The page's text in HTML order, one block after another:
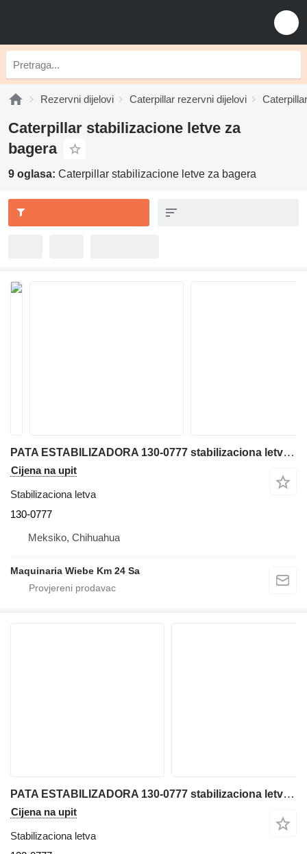
Rezervni dijelovi Caterpillar rezervni dijelovi
Caterpillar stabilizacione letve za
bagerа
9 oglasa: Caterpillar stabilizacione letve za bagerа
PATA ESTABILIZADORA 130-0777 stabilizaciona letva za Caterpillar 420D bagera-utovarivača
Cijena na upit
Stabilizaciona letva
130-0777
Meksiko, Chihuahua
Maquinaria Wiebe Km 24 Sa
PATA ESTABILIZADORA 130-0777 stabilizaciona letva za Caterpillar 416C bagera-utovarivača
Cijena na upit
Stabilizaciona letva